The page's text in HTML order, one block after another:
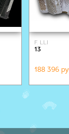
F. LLI
13
188 396